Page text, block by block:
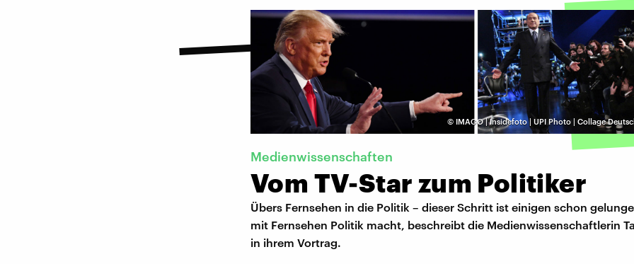
© IMAGO | Insidefoto | UPI Photo | Collage
Medienwissenschaften
Vom TV-Star zum Politiker
Übers Fernsehen in die Politik – dieser Schritt ist einigen schon
mit Fernsehen Politik macht, beschreibt die Medienwissenschaftlerin
in ihrem Vortrag.